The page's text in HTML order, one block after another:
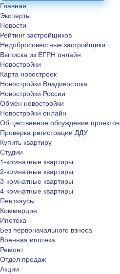
Главная
Эксперты
Новости
Рейтинг застройщиков
Недобросовестные застройщики
Выписка из ЕГРН онлайн
Новостройки
Карта новостроек
Новостройки Владивостока
Новостройки России
Обмен новостройки
Новостройки онлайн
Общественное обсуждение проектов
Проверка регистрации ДДУ
Купить квартиру
Студии
1-комнатные квартиры
2-комнатные квартиры
3-комнатные квартиры
4-комнатные квартиры
Пентхаусы
Коммерция
Ипотека
Без первоначального взноса
Военная ипотека
Ремонт
Отдел продаж
Акции